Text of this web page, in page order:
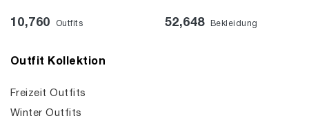
10,760 Outfits 52,648 Bekleidung
Outfit Kollektion
Freizeit Outfits
Winter Outfits